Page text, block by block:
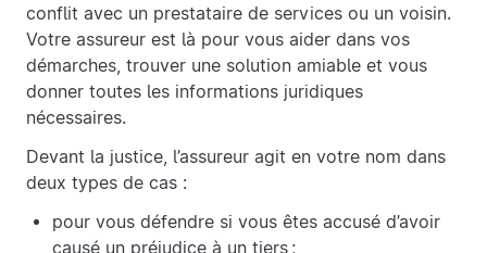
conflit avec un prestataire de services ou un voisin.
Votre assureur est là pour vous aider dans vos
démarches, trouver une solution amiable et vous
donner toutes les informations juridiques
nécessaires.
Devant la justice, l’assureur agit en votre nom dans
deux types de cas :
pour vous défendre si vous êtes accusé d’avoir
causé un préjudice à un tiers ;